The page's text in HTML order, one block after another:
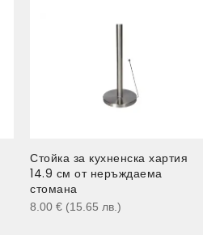
Стойка за кухненска хартия
14.9 см от неръждаема
стомана
8.00 € (15.65 лв. )